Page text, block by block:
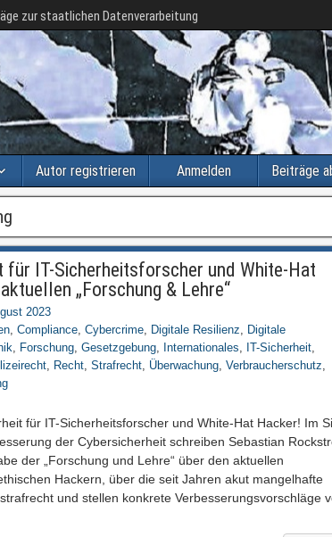
zur staatlichen Datenverarbeitung
Autor registrieren Anmelden Beiträge
für IT-Sicherheitsforscher und White-Hat
„Forschung & Lehre“
2023
, Compliance, Cybercrime, Digitale Resilienz, Digitale
, Forschung, Gesetzgebung, Internationales, IT-Sicherheit,
, Recht, Strafrecht, Überwachung, Verbraucherschutz,
für IT-Sicherheitsforscher und White-Hat Hacker! Im
der Cybersicherheit schreiben Sebastian
der „Forschung und Lehre“ über den aktuellen
Hackern, über die seit Jahren akut mangelhafte
und stellen konkrete Verbesserungsvorschläge